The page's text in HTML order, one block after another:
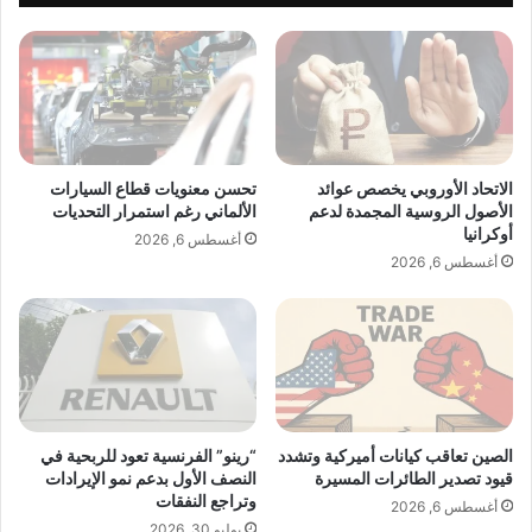
2. KRATOS Zero
مشروب طاقة وظيفي مدعّم بالإلكتروليتات وفيتامينات B، موجّه
للأشخاص ذوي النشاط العالي.
المميزات:
Zero Sugar
طاقة وترطيب متوازن
تركيبة تجمع بين الطاقة الوظيفية ومكونات داعمة للجهاز الهضمي
ضمن فئة الـ Prebiotic Functional Drinks.
د
.
ه
د
ي
ة
ل
د
ق
ت
ر
ب
ا
س
ه
ل
ا
ك
ا
ل
خ
ف
أ
م
ي
ر
الاتحاد الأوروبي يخصص عوائد
الأصول الروسية المجمدة لدعم
أوكرانيا
أغسطس 6, 2026
تحسن معنويات قطاع السيارات
الألماني رغم استمرار التحديات
أغسطس 6, 2026
الصين تعاقب كيانات أميركية وتشدد
قيود تصدير الطائرات المسيرة
أغسطس 6, 2026
“رينو” الفرنسية تعود للربحية في
النصف الأول بدعم نمو الإيرادات
وتراجع النفقات